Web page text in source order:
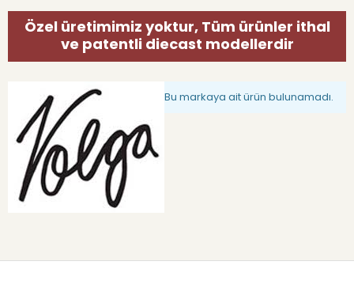
Özel üretimimiz yoktur, Tüm ürünler ithal
ve patentli diecast modellerdir
Bu markaya ait ürün bulunamadı.